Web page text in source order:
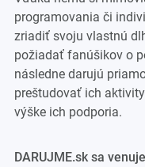
programovania či
zriadiť svoju vlastnú
požiadať fanúšikov o
následne darujú
preštudovať ich
výške ich podporia.
DARUJME.sk sa